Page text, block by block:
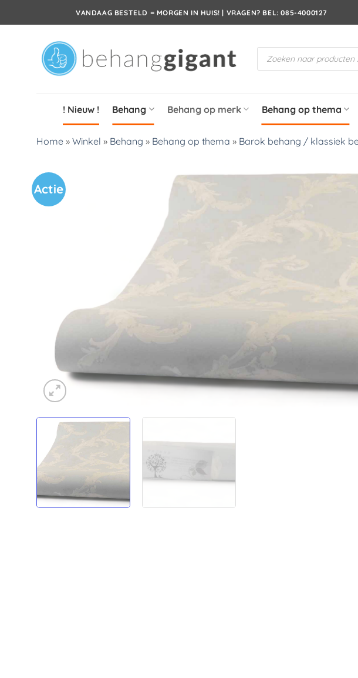
VANDAAG BESTELD = MORGEN IN HUIS! | VRAGEN? BEL: 085-4000127
Producten
zoeken
! Nieuw ! Behang Behang op merk Behang op thema
Home » Winkel » Behang » Behang op thema » Barok behang / klassiek
Actie